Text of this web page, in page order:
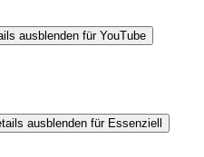
ausblenden für YouTube
ausblenden für Essenziell